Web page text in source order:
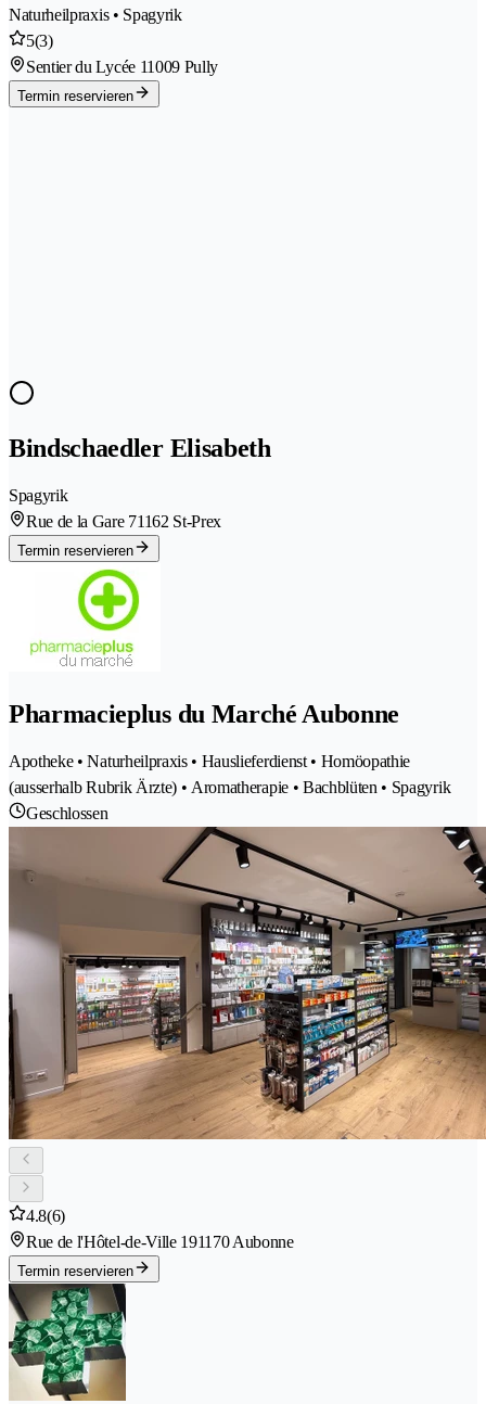
Naturheilpraxis • Spagyrik
5(3)
Sentier du Lycée 11009 Pully
Termin reservieren
Bindschaedler Elisabeth
Spagyrik
Rue de la Gare 71162 St-Prex
Termin reservieren
Pharmacieplus du Marché Aubonne
Apotheke • Naturheilpraxis • Hauslieferdienst • Homöopathie
(ausserhalb Rubrik Ärzte) • Aromatherapie • Bachblüten • Spagyrik
Geschlossen
4.8(6)
Rue de l'Hôtel-de-Ville 191170 Aubonne
Termin reservieren